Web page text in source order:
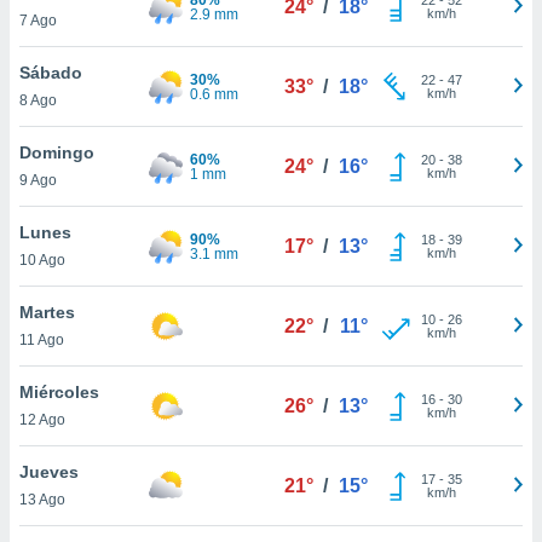
más
nuestra
y
de
disponible
cookies
aceptar
7 Ago
2.9 mm
24° / 18°
km/h
Sábado
8 Ago
30%
0.6 mm
33° / 18° 22- 47
km/h
Domingo
9 Ago
60%
1 mm
24° / 16° 20- 38
km/h
Lunes
10 Ago
90%
3.1 mm
17° / 13° 18- 39
km/h
Martes
11 Ago
22° / 11° 10- 26
km/h
Miércoles
12 Ago
26° / 13° 16- 30
km/h
Jueves
13 Ago
21° / 15° 17- 35
km/h